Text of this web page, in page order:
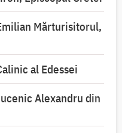
Mărturisitorul,
al Edessei
Alexandru din